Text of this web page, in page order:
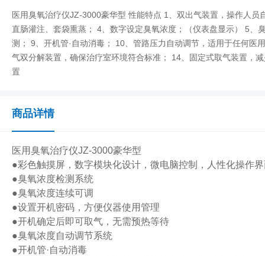
医用臭氧治疗仪JZ-3000豪华型 性能特点 1、双出气装置，操作人
直肠灌注、套袋熏蒸； 4、数字设定臭氧浓度；（仪表盘显示） 5
测； 9、开机管·自动消毒； 10、管路压力自动调节，适用于任何
气双分解装置，确保治疗室环境符合标准； 14、固定式取气装置，
置
商品详情
医用臭氧治疗仪JZ-3000豪华型
●彩色触摸屏，数字模块化设计，微电脑控制，人性化操作
●臭氧浓度检测系统
●臭氧浓度连续可调
●设置开机密码，方便仪器使用管理
●开机确定后即可取气，无需预热等待
●臭氧浓度自动调节系统
●开机管·自动消毒